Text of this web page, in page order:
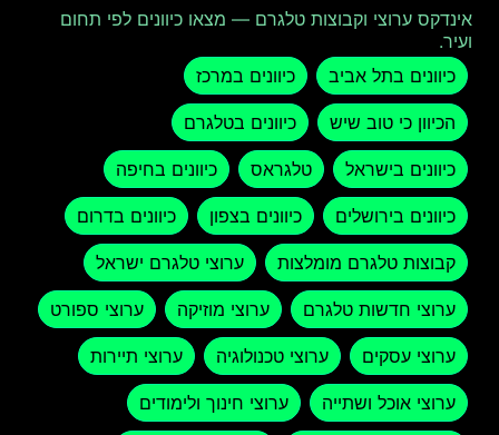
אינדקס ערוצי וקבוצות טלגרם — מצאו כיוונים לפי תחום
ועיר.
כיוונים בתל אביב
כיוונים במרכז
הכיוון כי טוב שיש כיוונים בטלגרם
כיוונים בישראל טלגראס כיוונים בחיפה
כיוונים בירושלים כיוונים בצפון כיוונים בדרום
קבוצות טלגרם מומלצות ערוצי טלגרם ישראל
ערוצי חדשות טלגרם ערוצי מוזיקה ערוצי ספורט
ערוצי עסקים ערוצי טכנולוגיה ערוצי תיירות
ערוצי אוכל ושתייה ערוצי חינוך ולימודים